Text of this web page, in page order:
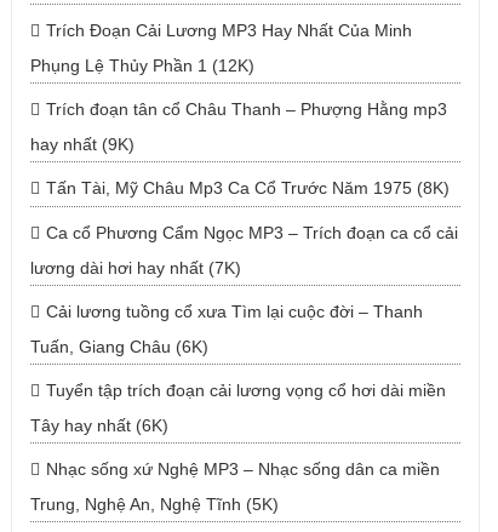
Trích Đoạn Cải Lương MP3 Hay Nhất Của Minh
Phụng Lệ Thủy Phần 1 (12K)
Trích đoạn tân cổ Châu Thanh – Phượng Hằng mp3
hay nhất (9K)
Tấn Tài, Mỹ Châu Mp3 Ca Cổ Trước Năm 1975 (8K)
Ca cổ Phương Cẩm Ngọc MP3 – Trích đoạn ca cổ cải
lương dài hơi hay nhất (7K)
Cải lương tuồng cổ xưa Tìm lại cuộc đời – Thanh
Tuấn, Giang Châu (6K)
Tuyển tập trích đoạn cải lương vọng cổ hơi dài miền
Tây hay nhất (6K)
Nhạc sống xứ Nghệ MP3 – Nhạc sống dân ca miền
Trung, Nghệ An, Nghệ Tĩnh (5K)